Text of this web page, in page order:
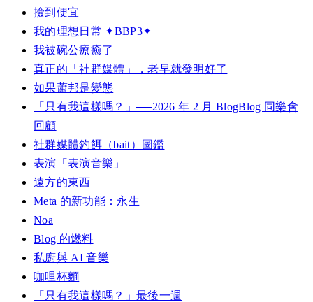
撿到便宜
我的理想日常 ✦BBP3✦
我被碗公療癒了
真正的「社群媒體」，老早就發明好了
如果蕭邦是變態
「只有我這樣嗎？」──2026 年 2 月 BlogBlog 同樂會
回顧
社群媒體釣餌（bait）圖鑑
表演「表演音樂」
遠方的東西
Meta 的新功能：永生
Noa
Blog 的燃料
私廚與 AI 音樂
咖哩杯麵
「只有我這樣嗎？」最後一週